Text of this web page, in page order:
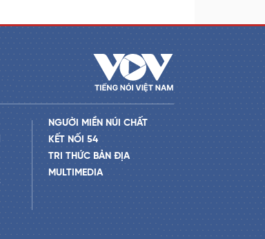
NGƯỜI MIỀN NÚI CHẤT
KẾT NỐI 54
TRI THỨC BẢN ĐỊA
MULTIMEDIA